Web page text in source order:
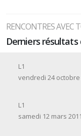
RENCONTRES AVEC
Derniers résultats
L1
vendredi 24 octobre
L1
samedi 12 mars 2011